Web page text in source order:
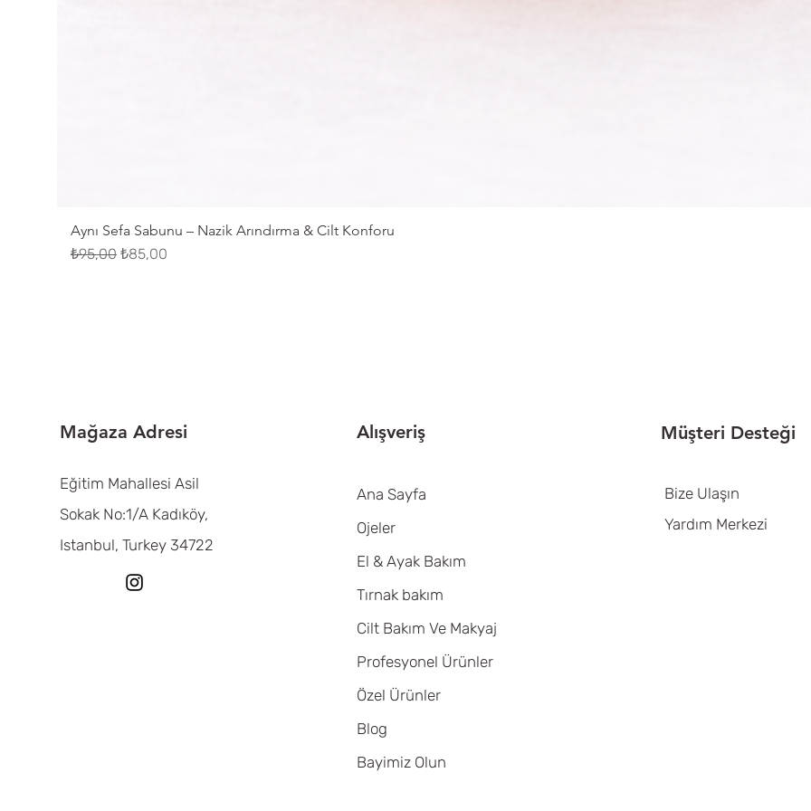
Aynı Sefa Sabunu – Nazik Arındırma & Cilt Konforu
Normal Fiyat
₺95,00 İndirimli Fiyat
₺85,00
Mağaza Adresi
Eğitim Mahallesi Asil
Sokak No:1/A Kadıköy,
Istanbul, Turkey 34722
Alışveriş
Ana Sayfa
Ojeler
El & Ayak Bakım
Tırnak bakım
Cilt Bakım Ve Makyaj
Profesyonel Ürünler
Özel Ürünler
Blog
Bayimiz Olun
Müşteri Desteği
Bize Ulaşın
Yardım Merkezi